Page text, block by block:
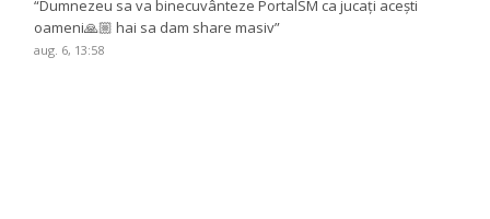
“Dumnezeu sa va binecuvânteze PortalSM ca jucați acești
oameni🙏🏼 hai sa dam share masiv”
aug. 6, 13:58